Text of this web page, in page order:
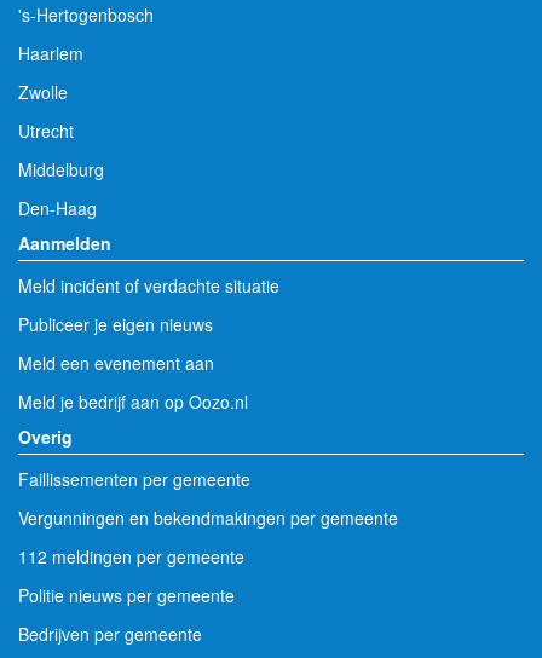
's-Hertogenbosch
Haarlem
Zwolle
Utrecht
Middelburg
Den-Haag
Aanmelden
Meld incident of verdachte situatie
Publiceer je eigen nieuws
Meld een evenement aan
Meld je bedrijf aan op Oozo.nl
Overig
Faillissementen per gemeente
Vergunningen en bekendmakingen per gemeente
112 meldingen per gemeente
Politie nieuws per gemeente
Bedrijven per gemeente